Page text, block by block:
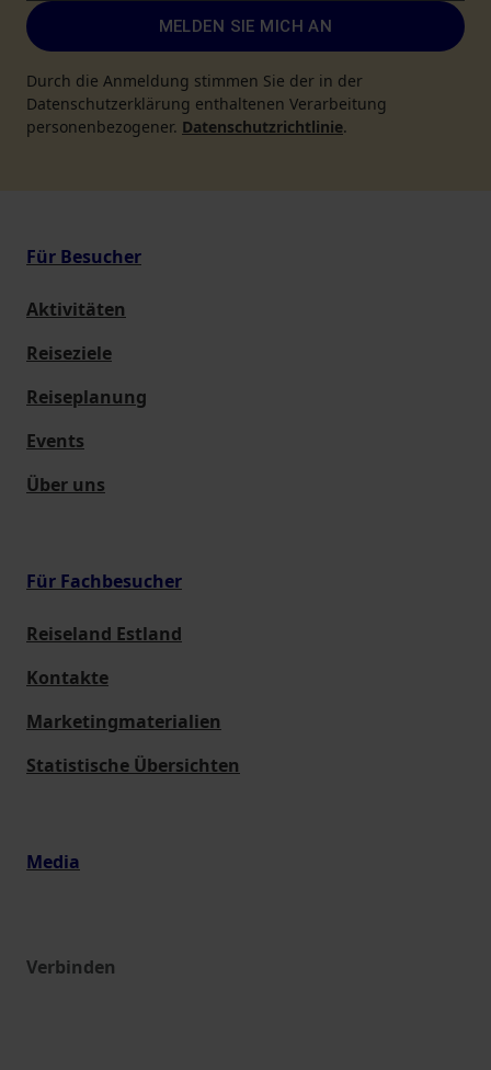
MELDEN SIE MICH AN
Durch die Anmeldung stimmen Sie der in der
Datenschutzerklärung enthaltenen Verarbeitung
personenbezogener. Datenschutzrichtlinie.
Für Besucher
Aktivitäten
Reiseziele
Reiseplanung
Events
Über uns
Für Fachbesucher
Reiseland Estland
Kontakte
Marketingmaterialien
Statistische Übersichten
Media
Verbinden